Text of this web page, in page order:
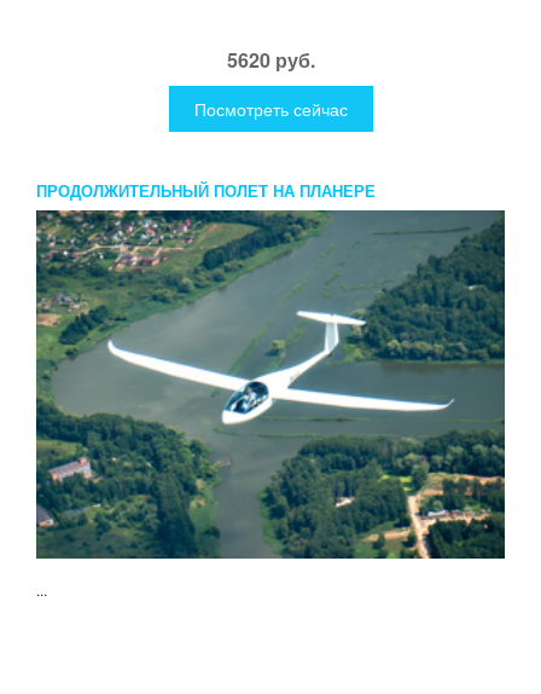
5620 руб.
Посмотреть сейчас
ПРОДОЛЖИТЕЛЬНЫЙ ПОЛЕТ НА ПЛАНЕРЕ
...